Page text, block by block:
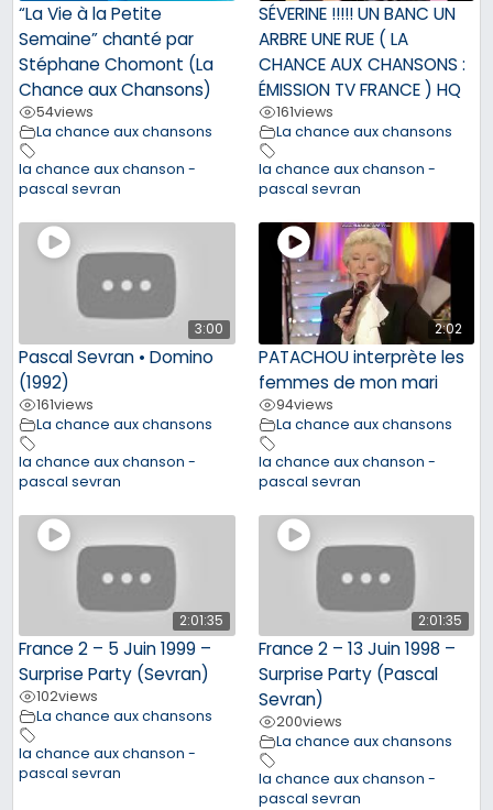
“La Vie à la Petite
Semaine” chanté par
Stéphane Chomont (La
Chance aux Chansons)
54views
La chance aux chansons
la chance aux chanson -
pascal sevran
SÉVERINE !!!!! UN BANC UN
ARBRE UNE RUE ( LA
CHANCE AUX CHANSONS :
ÉMISSION TV FRANCE ) HQ
161views
La chance aux chansons
la chance aux chanson -
pascal sevran
3:00
Pascal Sevran • Domino
(1992)
161views
La chance aux chansons
la chance aux chanson -
pascal sevran
2:02
PATACHOU interprète les
femmes de mon mari
94views
La chance aux chansons
la chance aux chanson -
pascal sevran
2:01:35
France 2 – 5 Juin 1999 –
Surprise Party (Sevran)
102views
La chance aux chansons
la chance aux chanson -
pascal sevran
2:01:35
France 2 – 13 Juin 1998 –
Surprise Party (Pascal
Sevran)
200views
La chance aux chansons
la chance aux chanson -
pascal sevran